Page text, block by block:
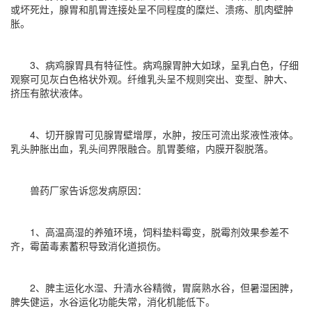
或坏死灶，腺胃和肌胃连接处呈不同程度的糜烂、溃疡、肌肉壁肿
胀。
3、病鸡腺胃具有特征性。病鸡腺胃肿大如球，呈乳白色，仔细
观察可见灰白色格状外观。纤维乳头呈不规则突出、变型、肿大、
挤压有脓状液体。
4、切开腺胃可见腺胃壁增厚，水肿，按压可流出浆液性液体。
乳头肿胀出血，乳头间界限融合。肌胃萎缩，内膜开裂脱落。
兽药厂家告诉您发病原因：
1、高温高湿的养殖环境，饲料垫料霉变，脱霉剂效果参差不
齐，霉菌毒素蓄积导致消化道损伤。
2、脾主运化水湿、升清水谷精微，胃腐熟水谷，但暑湿困脾，
脾失健运，水谷运化功能失常，消化机能低下。